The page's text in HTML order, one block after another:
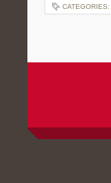
CATEGORIES: